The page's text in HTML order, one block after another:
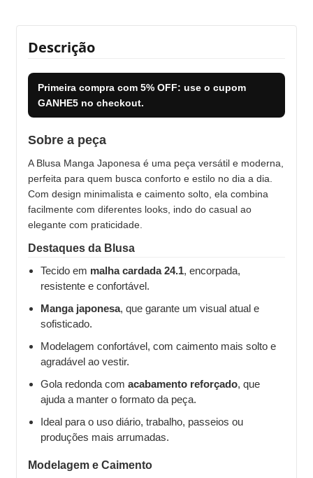
Descrição
Primeira compra com 5% OFF: use o cupom
GANHE5 no checkout.
Sobre a peça
A Blusa Manga Japonesa é uma peça versátil e moderna,
perfeita para quem busca conforto e estilo no dia a dia.
Com design minimalista e caimento solto, ela combina
facilmente com diferentes looks, indo do casual ao
elegante com praticidade.
Destaques da Blusa
Tecido em malha cardada 24.1, encorpada,
resistente e confortável.
Manga japonesa, que garante um visual atual e
sofisticado.
Modelagem confortável, com caimento mais solto e
agradável ao vestir.
Gola redonda com acabamento reforçado, que
ajuda a manter o formato da peça.
Ideal para o uso diário, trabalho, passeios ou
produções mais arrumadas.
Modelagem e Caimento